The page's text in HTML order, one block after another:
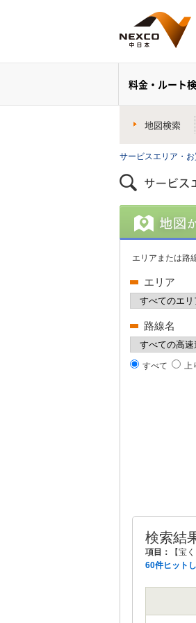
料金・ルート
地図検索
サービスエリア・
エリアまたは路
エリア
路線名
すべて 上
検索結
項目：
【宝
60件ヒット